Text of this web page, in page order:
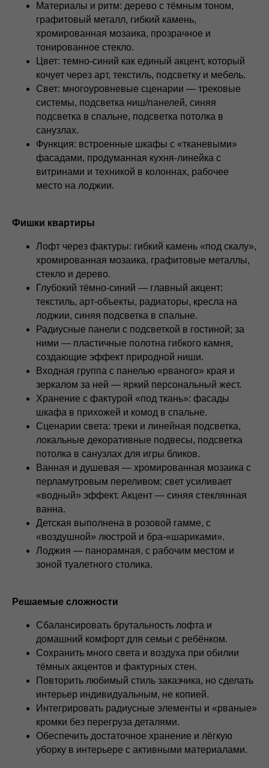
Материалы и ритм: дерево с тёмным тоном,
графитовый металл, гибкий камень,
хромированная мозаика, прозрачное и
тонированное стекло.
Цвет: темно‑синий как единый акцент, который
кочует через арт, текстиль, подсветку и мебель.
Свет: многоуровневые сценарии — трековые
системы, подсветка ниш/панелей, синяя
подсветка в спальне, подсветка потолка в
санузлах.
Функция: встроенные шкафы с «тканевыми»
фасадами, продуманная кухня‑линейка с
витринами и техникой в колоннах, рабочее
место на лоджии.
Фишки квартиры
Лофт через фактуры: гибкий камень «под скалу»,
хромированная мозаика, графитовые металлы,
стекло и дерево.
Глубокий тёмно‑синий — главный акцент:
текстиль, арт‑объекты, радиаторы, кресла на
лоджии, синяя подсветка в спальне.
Радиусные панели с подсветкой в гостиной; за
ними — пластичные полотна гибкого камня,
создающие эффект природной ниши.
Входная группа с панелью «рваного» края и
зеркалом за ней — яркий персональный жест.
Хранение с фактурой «под ткань»: фасады
шкафа в прихожей и комод в спальне.
Сценарии света: треки и линейная подсветка,
локальные декоративные подвесы, подсветка
потолка в санузлах для игры бликов.
Ванная и душевая — хромированная мозаика с
перламутровым переливом; свет усиливает
«водный» эффект. Акцент — синяя стеклянная
ванна.
Детская выполнена в розовой гамме, с
«воздушной» люстрой и бра‑«шариками».
Лоджия — панорамная, с рабочим местом и
зоной туалетного столика.
Решаемые сложности
Сбалансировать брутальность лофта и
домашний комфорт для семьи с ребёнком.
Сохранить много света и воздуха при обилии
тёмных акцентов и фактурных стен.
Повторить любимый стиль заказчика, но сделать
интерьер индивидуальным, не копией.
Интегрировать радиусные элементы и «рваные»
кромки без перегруза деталями.
Обеспечить достаточное хранение и лёгкую
уборку в интерьере с активными материалами.